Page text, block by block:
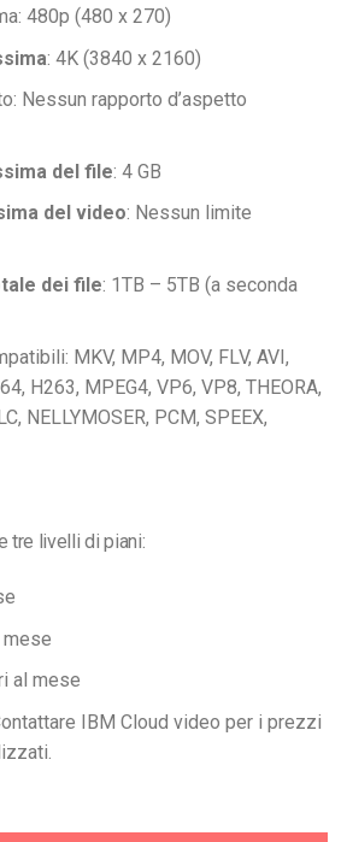
480p (480 x 270)
: 4K (3840 x 2160)
Nessun rapporto d’aspetto
del file: 4 GB
del video: Nessun limite
dei file: 1TB – 5TB (a seconda
MKV, MP4, MOV, FLV, AVI,
H263, MPEG4, VP6, VP8, THEORA,
NELLYMOSER, PCM, SPEEX,
tre livelli di piani:
mese
al mese
IBM Cloud video per i prezzi